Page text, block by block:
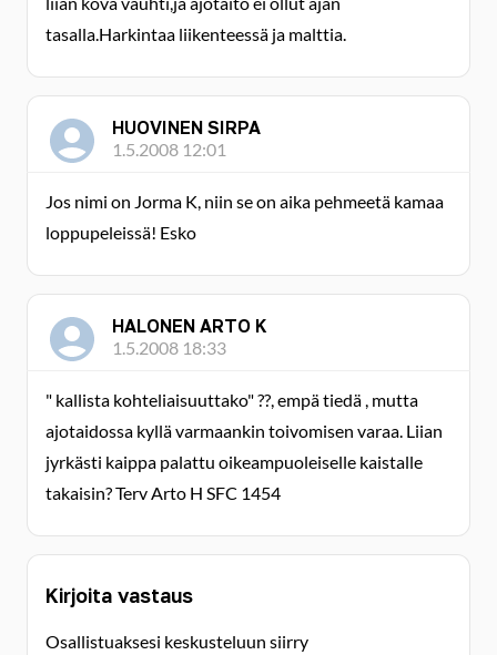
tasalla.Harkintaa liikenteessä ja malttia.
HUOVINEN SIRPA
1.5.2008 12:01
Jos nimi on Jorma K, niin se on aika pehmeetä kamaa
loppupeleissä! Esko
HALONEN ARTO K
1.5.2008 18:33
" kallista kohteliaisuuttako" ??, empä tiedä , mutta
ajotaidossa kyllä varmaankin toivomisen varaa. Liian
jyrkästi kaippa palattu oikeampuoleiselle kaistalle
takaisin? Terv Arto H SFC 1454
Kirjoita vastaus
Osallistuaksesi keskusteluun siirry